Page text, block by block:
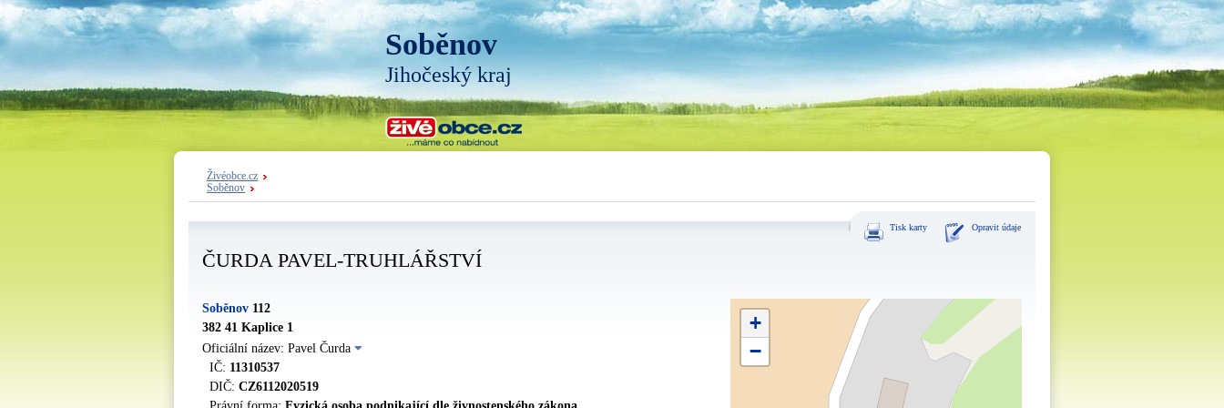
Soběnov
Jihočeský kraj
Živéobce.cz
Soběnov
Tisk karty Opravit údaje
ČURDA PAVEL-TRUHLÁŘSTVÍ
Soběnov 112
382 41 Kaplice 1
Oficiální název: Pavel Čurda
IČ: 11310537
DIČ: CZ6112020519
+
−